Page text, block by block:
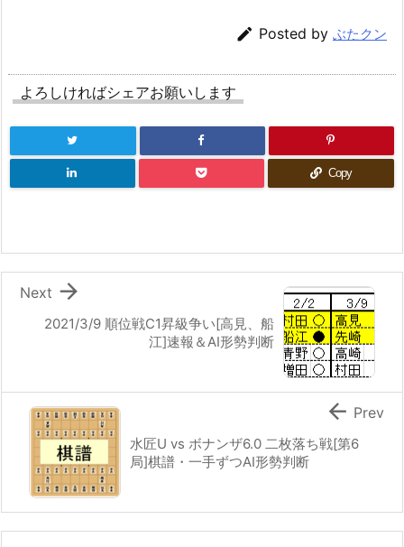
 Posted by ぶたクン
よろしければシェアお願いします
Copy
2021/3/9 順位戦C1昇級争い[高見、船
江]速報＆AI形勢判断

Next
水匠U vs ボナンザ6.0 二枚落ち戦[第6
局]棋譜・一手ずつAI形勢判断
 Prev